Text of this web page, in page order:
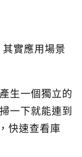
實應用場景
生一個獨立的
一下就能連到
快速查看庫